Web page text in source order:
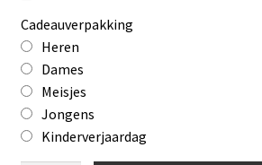
Cadeauverpakking
Heren
Dames
Meisjes
Jongens
Kinderverjaardag